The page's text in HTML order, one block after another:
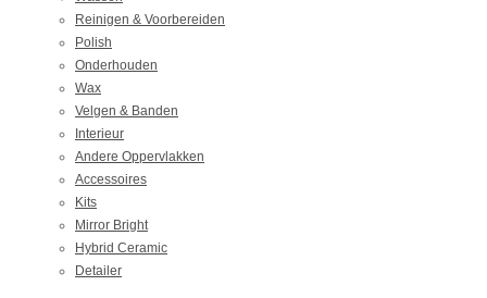
Reinigen & Voorbereiden
Polish
Onderhouden
Wax
Velgen & Banden
Interieur
Andere Oppervlakken
Accessoires
Kits
Mirror Bright
Hybrid Ceramic
Detailer